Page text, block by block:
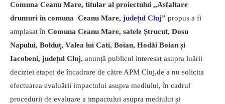
Comuna Ceanu Mare, titular al proiectului ,,Asfaltare
drumuri în comuna Ceanu Mare, județul Cluj” propus a fi
amplasat în Comuna Ceanu Mare, satele Ștrucut, Dosu
Napului, Bolduț, Valea lui Cati, Boian, Hodăi Boian și
Iacobeni, județul Cluj, anunță publicul interesat asupra luării
deciziei etapei de încadrare de către APM Cluj,de a nu solicita
efectuarea evaluării impactului asupra mediului, în cadrul
procedurii de evaluare a impactului asupra mediului și